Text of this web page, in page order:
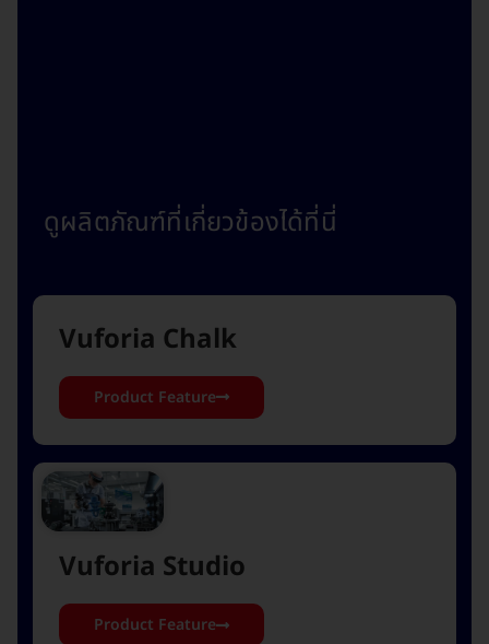
ดูผลิตภัณฑ์ที่เกี่ยวข้องได้ที่นี่
Vuforia Chalk
Product Feature
Vuforia Studio
Product Feature